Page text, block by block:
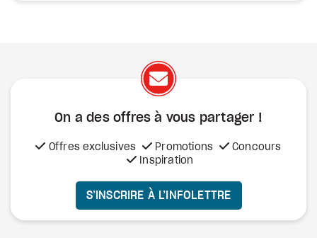
On a des offres à vous partager !
Offres exclusives Promotions
Concours
Inspiration
S’INSCRIRE À L’INFOLETTRE